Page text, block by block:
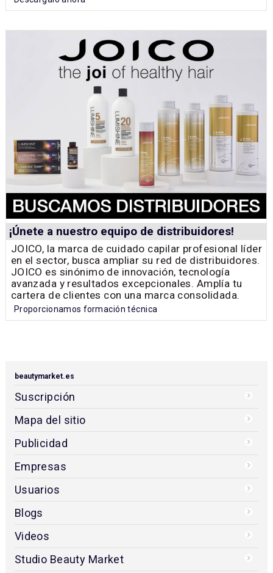
¡Únete a nuestro equipo de distribuidores!
JOICO, la marca de cuidado capilar profesional líder
en el sector, busca ampliar su red de distribuidores.
JOICO es sinónimo de innovación, tecnología
avanzada y resultados excepcionales. Amplía tu
cartera de clientes con una marca consolidada.
Proporcionamos formación técnica
beautymarket.es
Suscripción
Mapa del sitio
Publicidad
Empresas
Usuarios
Blogs
Videos
Studio Beauty Market